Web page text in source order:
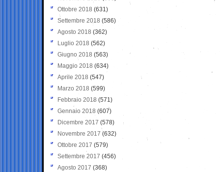
Ottobre 2018 (631)
Settembre 2018 (586)
Agosto 2018 (362)
Luglio 2018 (562)
Giugno 2018 (563)
Maggio 2018 (634)
Aprile 2018 (547)
Marzo 2018 (599)
Febbraio 2018 (571)
Gennaio 2018 (607)
Dicembre 2017 (578)
Novembre 2017 (632)
Ottobre 2017 (579)
Settembre 2017 (456)
Agosto 2017 (368)